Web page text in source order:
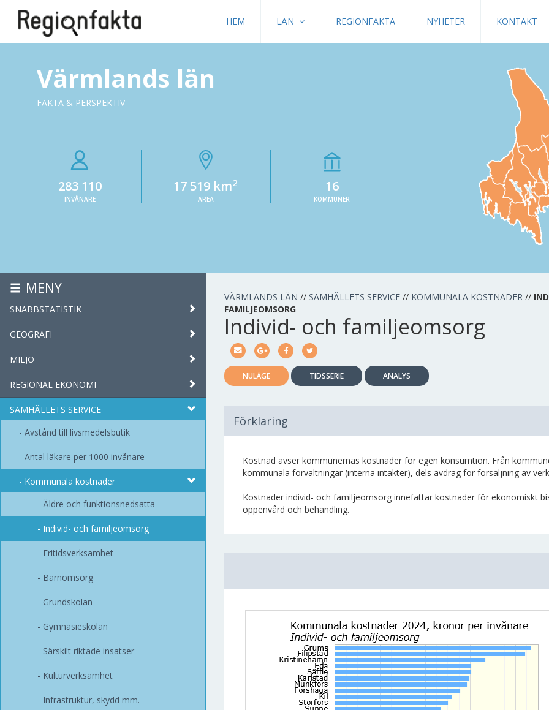
HEM LÄN REGIONFAKTA NYHETER KONTAKT
Värmlands län
FAKTA & PERSPEKTIV
283 110
INVÅNARE
17 519 km2
AREA
16
KOMMUNER
MENY
SNABBSTATISTIK
GEOGRAFI
MILJÖ
REGIONAL EKONOMI
SAMHÄLLETS SERVICE
Avstånd till livsmedelsbutik
Antal läkare per 1000 invånare
Kommunala kostnader
Äldre och funktionsnedsatta
Individ- och familjeomsorg
Fritidsverksamhet
Barnomsorg
Grundskolan
Gymnasieskolan
Särskilt riktade insatser
Kulturverksamhet
Infrastruktur, skydd mm.
VÄRMLANDS LÄN // SAMHÄLLETS SERVICE // KOMMUNALA KOSTNADER //
FAMILJEOMSORG
Individ- och familjeomsorg
NULÄGE TIDSSERIE ANALYS
Förklaring
Kostnad avser kommunernas kostnader för egen konsumtion. Från
kommunala förvaltningar (interna intäkter), dels avdrag för försäljning av
Kostnader individ- och familjeomsorg innefattar kostnader för ekonomiskt
öppenvård och behandling.